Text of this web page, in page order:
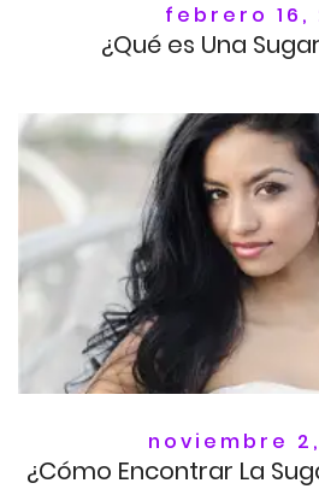
febrero 16,
¿Qué es Una
noviembre
¿Cómo Encontrar La